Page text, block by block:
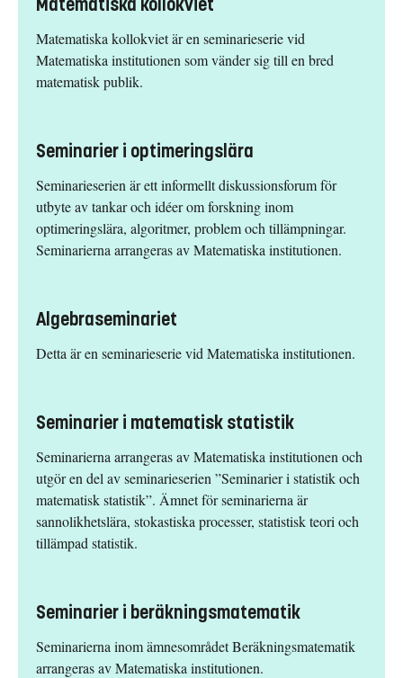
Matematiska kollokviet
Matematiska kollokviet är en seminarieserie vid
Matematiska institutionen som vänder sig till en bred
matematisk publik.
Seminarier i optimeringslära
Seminarieserien är ett informellt diskussionsforum för
utbyte av tankar och idéer om forskning inom
optimeringslära, algoritmer, problem och tillämpningar.
Seminarierna arrangeras av Matematiska institutionen.
Algebraseminariet
Detta är en seminarieserie vid Matematiska institutionen.
Seminarier i matematisk statistik
Seminarierna arrangeras av Matematiska institutionen och
utgör en del av seminarieserien ”Seminarier i statistik och
matematisk statistik”. Ämnet för seminarierna är
sannolikhetslära, stokastiska processer, statistisk teori och
tillämpad statistik.
Seminarier i beräkningsmatematik
Seminarierna inom ämnesområdet Beräkningsmatematik
arrangeras av Matematiska institutionen.